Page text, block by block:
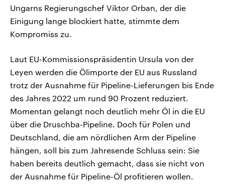
Ungarns Regierungschef Viktor Orban, der die
Einigung lange blockiert hatte, stimmte dem
Kompromiss zu.
Laut EU-Kommissionspräsidentin Ursula von der
Leyen werden die Ölimporte der EU aus Russland
trotz der Ausnahme für Pipeline-Lieferungen bis Ende
des Jahres 2022 um rund 90 Prozent reduziert.
Momentan gelangt noch deutlich mehr Öl in die EU
über die Druschba-Pipeline. Doch für Polen und
Deutschland, die am nördlichen Arm der Pipeline
hängen, soll bis zum Jahresende Schluss sein: Sie
haben bereits deutlich gemacht, dass sie nicht von
der Ausnahme für Pipeline-Öl profitieren wollen.